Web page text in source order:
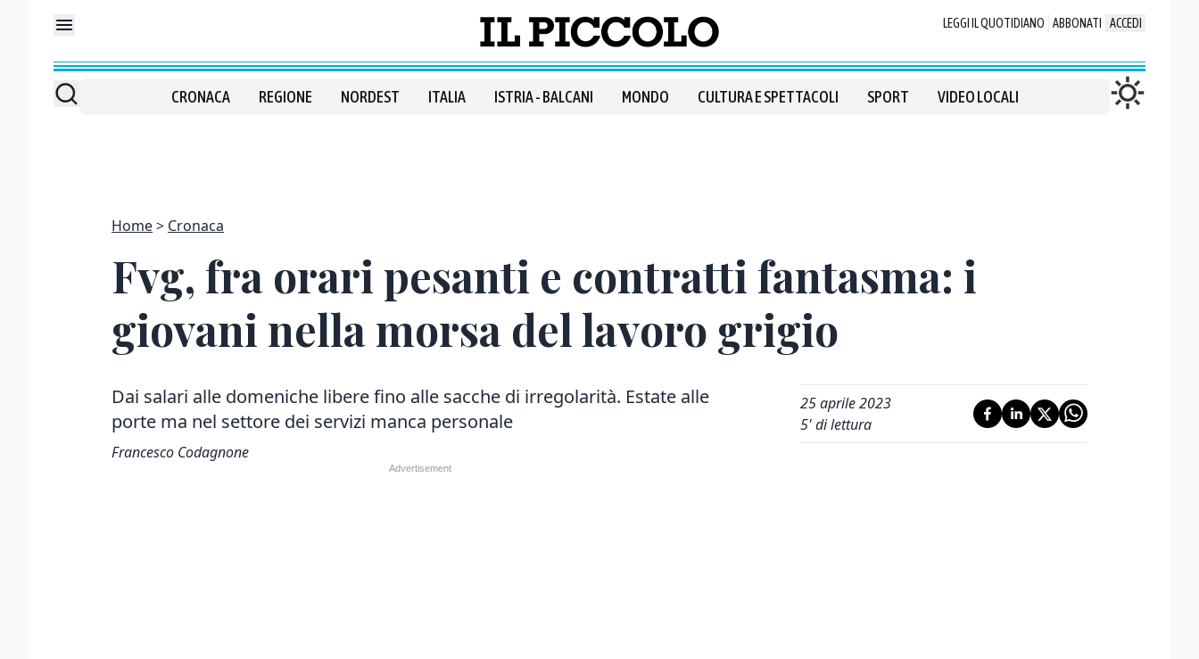
LEGGI IL QUOTIDIANO ABBONATI ACCEDI
CRONACA REGIONE NORDEST ITALIA ISTRIA - BALCANI MONDO CULTURA E SPETTACOLI SPORT VIDEO LOCALI
Home Cronaca
Fvg, fra orari pesanti e contratti fantasma: i
giovani nella morsa del lavoro grigio
Dai salari alle domeniche libere fino alle sacche di irregolarità. Estate alle
porte ma nel settore dei servizi manca personale
Francesco Codagnone
25 aprile 2023
5' di lettura